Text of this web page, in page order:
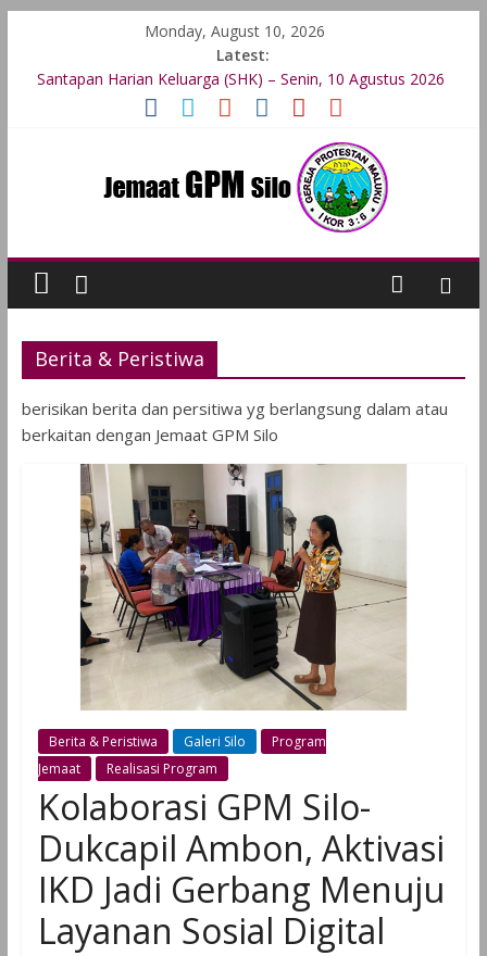
Monday, August 10, 2026
Latest:
Santapan Harian Keluarga (SHK) – Senin, 10 Agustus 2026
Santapan Harian Keluarga (SHK) – Minggu, 9 Agustus 2026
Santapan Harian Keluarga (SHK) – Jumat, 7 Agustus 2026
Santapan Harian Keluarga (SHK) – Kamis, 6 Agustus 2026
Berita & Peristiwa
berisikan berita dan persitiwa yg berlangsung dalam atau
berkaitan dengan Jemaat GPM Silo
Berita & Peristiwa Galeri Silo
Program
Jemaat
Realisasi Program
Kolaborasi GPM Silo-
Dukcapil Ambon, Aktivasi
IKD Jadi Gerbang Menuju
Layanan Sosial Digital